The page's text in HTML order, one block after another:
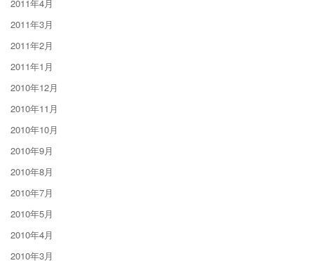
2011年4月
2011年3月
2011年2月
2011年1月
2010年12月
2010年11月
2010年10月
2010年9月
2010年8月
2010年7月
2010年5月
2010年4月
2010年3月